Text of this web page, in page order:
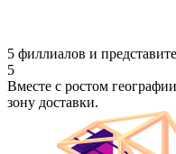
5 филлиалов и
5
Вместе с ростом
зону доставки.